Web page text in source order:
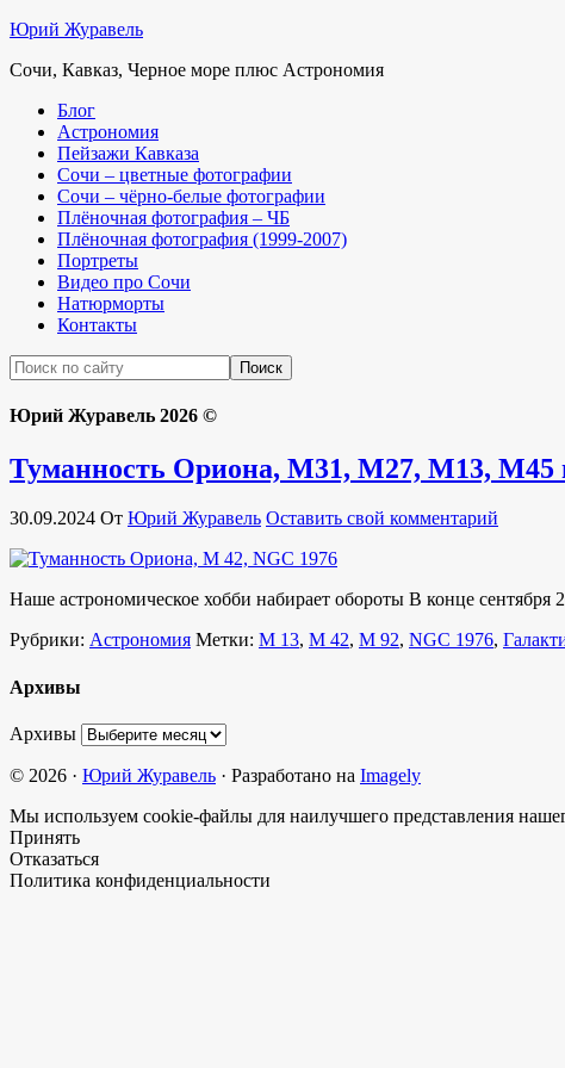
Юрий Журавель
Сочи, Кавказ, Черное море плюс Астрономия
Блог
Астрономия
Пейзажи Кавказа
Сочи – цветные фотографии
Сочи – чёрно-белые фотографии
Плёночная фотография – ЧБ
Плёночная фотография (1999-2007)
Портреты
Видео про Сочи
Натюрморты
Контакты
Юрий Журавель 2026 ©
Туманность Ориона, M31, M27, M13, M45
30.09.2024 От Юрий Журавель Оставить свой комментарий
Наше астрономическое хобби набирает обороты В конце
Рубрики: Астрономия Метки: M 13, M 42, M 92, NGC 1976,
Архивы
Архивы
© 2026 · Юрий Журавель · Разработано на Imagely
Мы используем cookie-файлы для наилучшего представления
Принять
Отказаться
Политика конфиденциальности